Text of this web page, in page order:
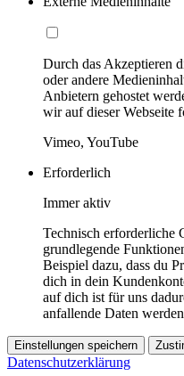
Durch das Akzeptieren
oder andere
Anbietern gehostet
wir auf dieser Webseite
Vimeo, YouTube
Erforderlich
Immer aktiv
Technisch erforderliche
grundlegende
Beispiel dazu, dass du
dich in dein
auf dich ist für uns
anfallende Daten
Einstellungen speichern
Datenschutzerklärung